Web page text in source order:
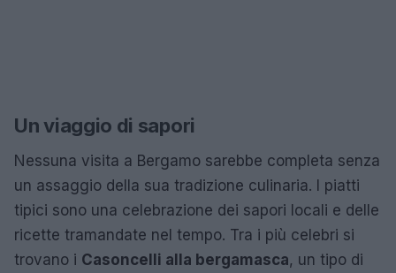
Un viaggio di sapori
Nessuna visita a Bergamo sarebbe completa senza
un assaggio della sua tradizione culinaria. I piatti
tipici sono una celebrazione dei sapori locali e delle
ricette tramandate nel tempo. Tra i più celebri si
trovano i Casoncelli alla bergamasca, un tipo di